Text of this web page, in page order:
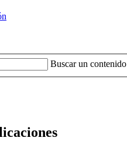
Buscar un contenido